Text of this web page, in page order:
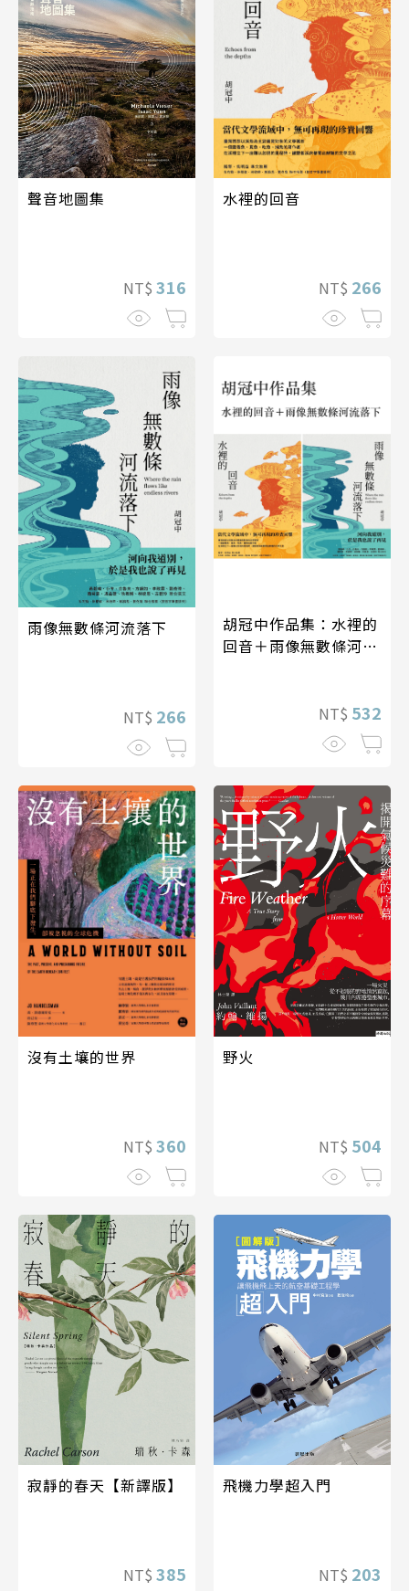
聲音地圖集
NT$ 316
水裡的回音
NT$ 266
雨像無數條河流落下
NT$ 266
胡冠中作品集：水裡的
回音＋雨像無數條河流
NT$ 532
沒有土壤的世界
NT$ 360
野火
NT$ 504
寂靜的春天【新譯版】
NT$ 385
飛機力學超入門
NT$ 203